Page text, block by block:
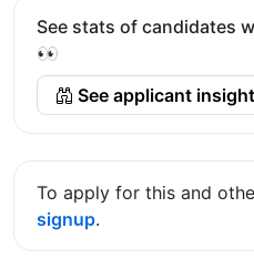
See stats of candidates
👀
See applicant
To apply for this and
signup.